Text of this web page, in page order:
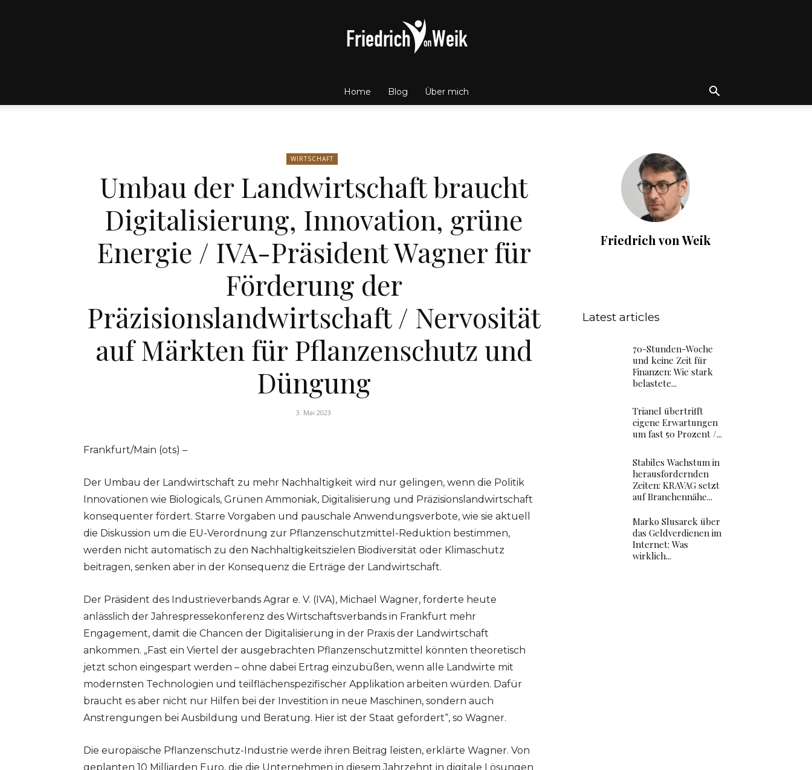
Friedrich
von
Weik
Home Blog Über mich
WIRTSCHAFT
Umbau der Landwirtschaft braucht
Digitalisierung, Innovation, grüne
Energie / IVA-Präsident Wagner für
Förderung der
Präzisionslandwirtschaft / Nervosität
auf Märkten für Pflanzenschutz und
Düngung
3. Mai 2023
Frankfurt/Main (ots) –
Der Umbau der Landwirtschaft zu mehr Nachhaltigkeit wird nur gelingen, wenn die Politik
Innovationen wie Biologicals, Grünen Ammoniak, Digitalisierung und Präzisionslandwirtschaft
konsequenter fördert. Starre Vorgaben und pauschale Anwendungsverbote, wie sie aktuell
die Diskussion um die EU-Verordnung zur Pflanzenschutzmittel-Reduktion bestimmen,
werden nicht automatisch zu den Nachhaltigkeitszielen Biodiversität oder Klimaschutz
beitragen, senken aber in der Konsequenz die Erträge der Landwirtschaft.
Der Präsident des Industrieverbands Agrar e. V. (IVA), Michael Wagner, forderte heute
anlässlich der Jahrespressekonferenz des Wirtschaftsverbands in Frankfurt mehr
Engagement, damit die Chancen der Digitalisierung in der Praxis der Landwirtschaft
ankommen. „Fast ein Viertel der ausgebrachten Pflanzenschutzmittel könnten theoretisch
jetzt schon eingespart werden – ohne dabei Ertrag einzubüßen, wenn alle Landwirte mit
modernsten Technologien und teilflächenspezifischer Applikation arbeiten würden. Dafür
braucht es aber nicht nur Hilfen bei der Investition in neue Maschinen, sondern auch
Anstrengungen bei Ausbildung und Beratung. Hier ist der Staat gefordert“, so Wagner.
Die europäische Pflanzenschutz-Industrie werde ihren Beitrag leisten, erklärte Wagner. Von
geplanten 10 Milliarden Euro, die die Unternehmen in diesem Jahrzehnt in digitale Lösungen
Friedrich von Weik
Latest articles
70-Stunden-Woche
und keine Zeit für
Finanzen: Wie stark
belastete...
Trianel übertrifft
eigene Erwartungen
um fast 50 Prozent /...
Stabiles Wachstum in
herausfordernden
Zeiten: KRAVAG setzt
auf Branchennähe...
Marko Slusarek über
das Geldverdienen im
Internet: Was
wirklich...